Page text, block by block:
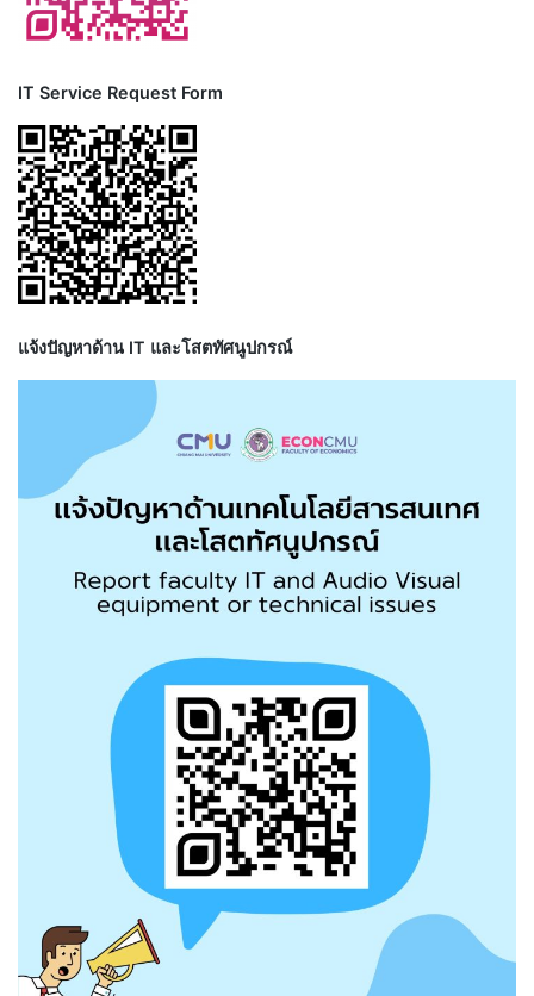
IT Service Request Form
แจ้งปัญหาด้าน IT และโสตทัศนูปกรณ์